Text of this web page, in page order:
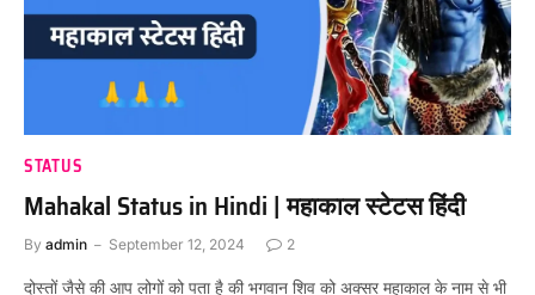
STATUS
Mahakal Status in Hindi | महाकाल स्टेटस हिंदी
By admin September 12, 2024 2
दोस्तों जैसे की आप लोगों को पता है की भगवान शिव को अक्सर महाकाल के नाम से भी